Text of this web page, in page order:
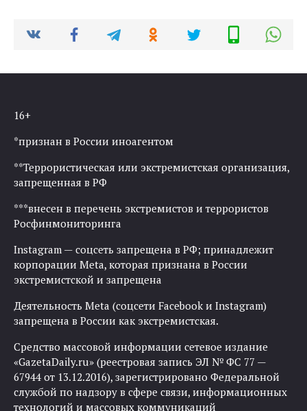
16+
*признан в России иноагентом
**Террористическая или экстремистская организация,
запрещенная в РФ
***внесен в перечень экстремистов и террористов
Росфинмониторинга
Instagram — соцсеть запрещена в РФ; принадлежит
корпорации Meta, которая признана в России
экстремистской и запрещена
Деятельность Meta (соцсети Facebook и Instagram)
запрещена в России как экстремистская.
Средство массовой информации сетевое издание
«GazetaDaily.ru» (реестровая запись ЭЛ № ФС 77 —
67944 от 13.12.2016), зарегистрировано Федеральной
службой по надзору в сфере связи, информационных
технологий и массовых коммуникаций